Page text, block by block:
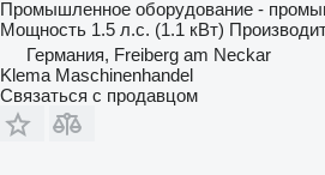
Промышленное оборудование -
Мощность 1.5 л.с. (1.1 кВт)
Германия, Freiberg am Neckar
Klema Maschinenhandel
Связаться с продавцом